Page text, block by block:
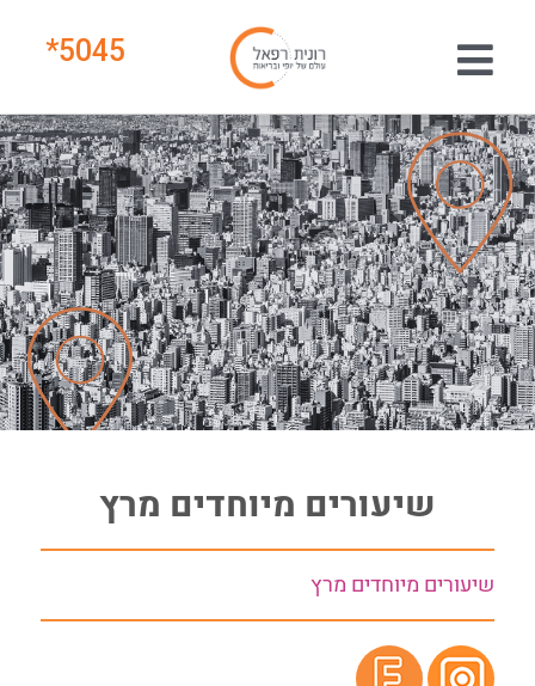
5045
*
שיעורים מיוחדים מרץ
שיעורים מיוחדים מרץ